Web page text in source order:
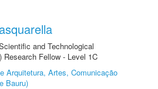
and Technological
Research Fellow - Level 1C
Arquitetura, Artes, Comunicação
Bauru)